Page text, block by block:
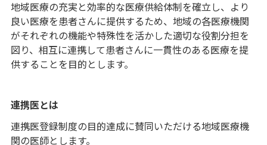
地域医療の充実と効率的な医療供給体制を確立し、より
良い医療を患者さんに提供するため、地域の各医療機関
がそれぞれの機能や特殊性を活かした適切な役割分担を
図り、相互に連携して患者さんに一貫性のある医療を提
供することを目的とします。
連携医とは
連携医登録制度の目的達成に賛同いただける地域医療機
関の医師とします。